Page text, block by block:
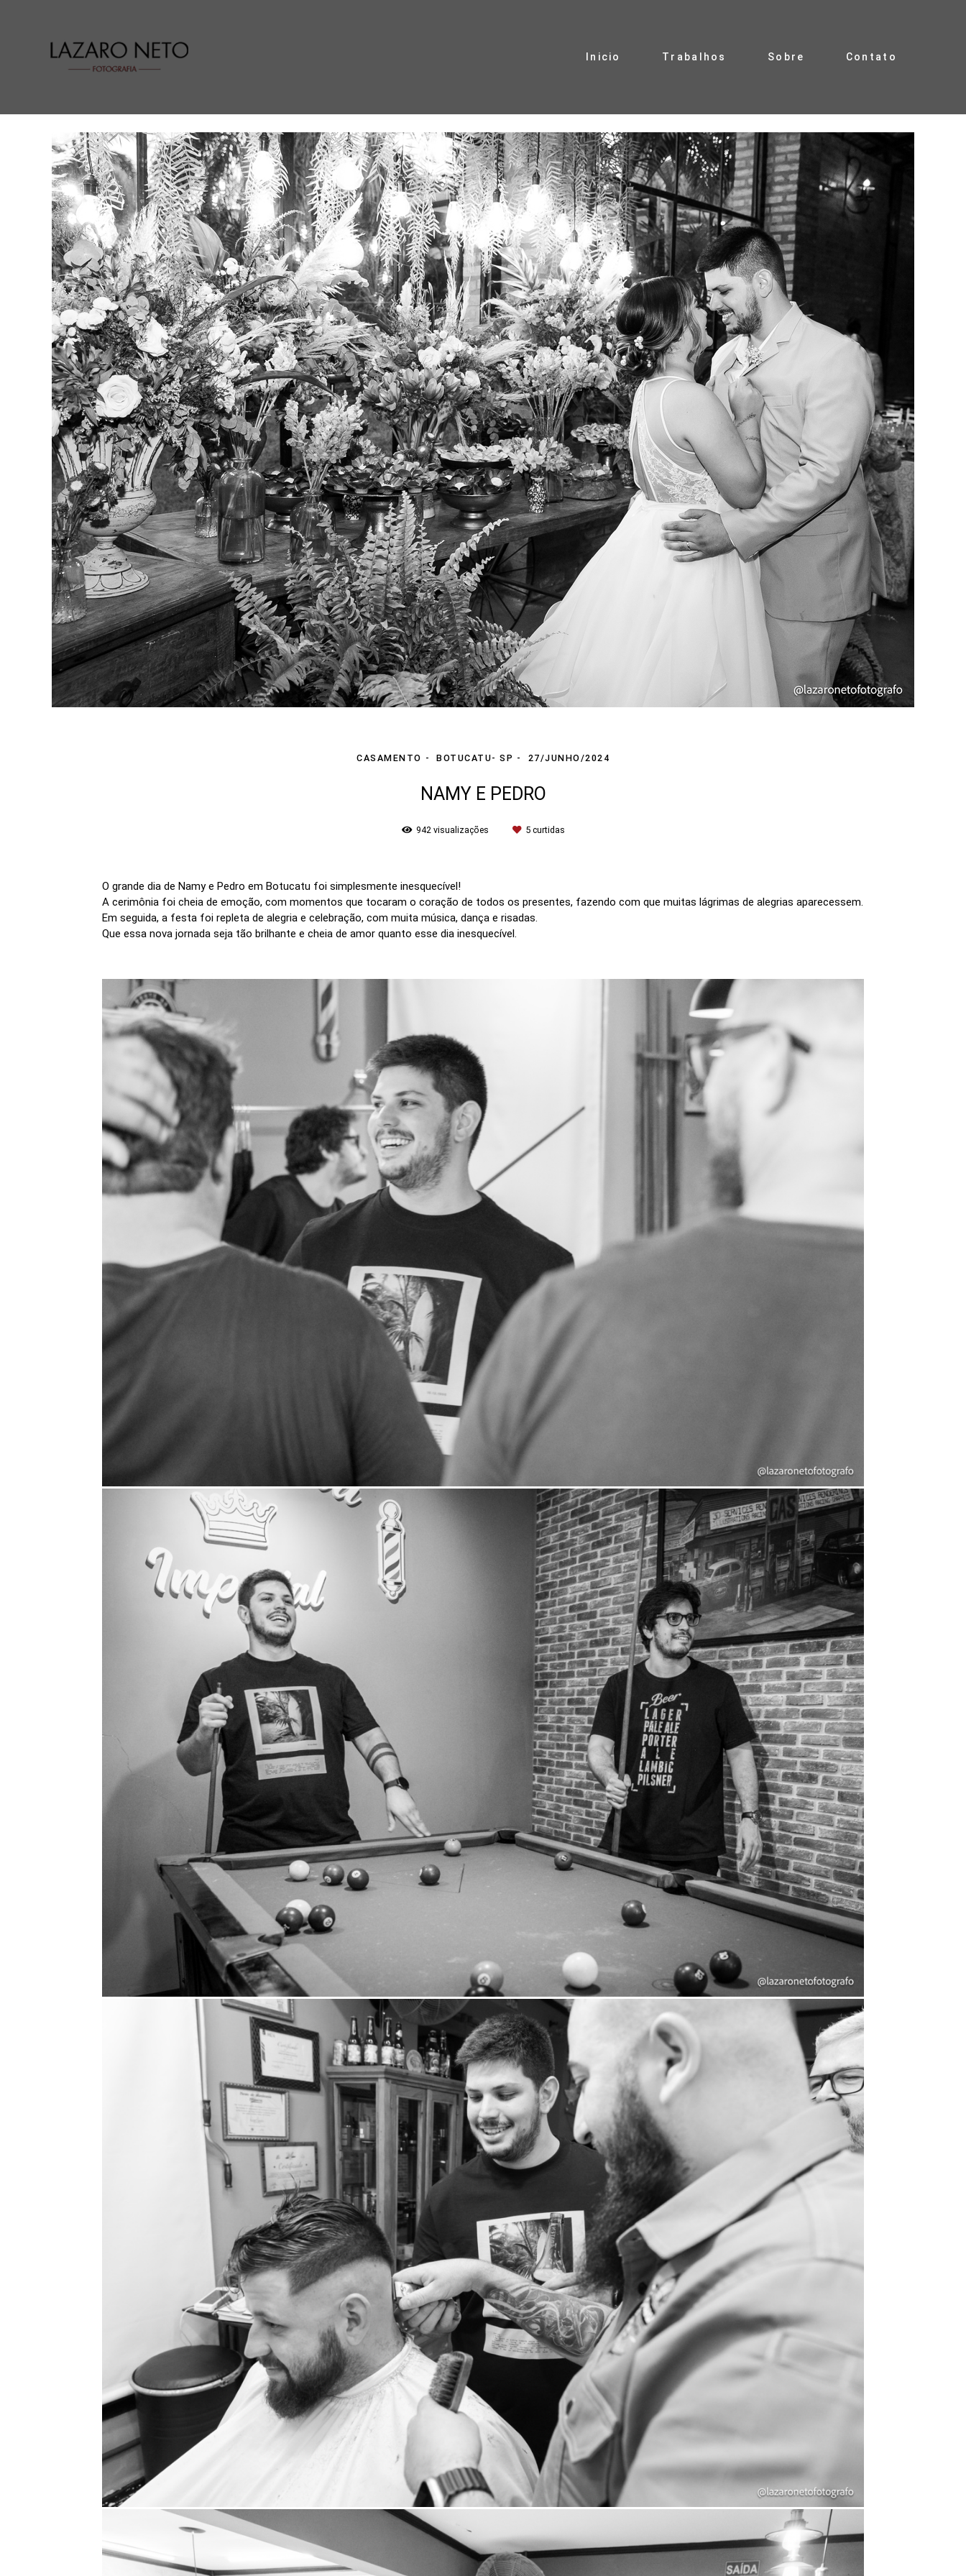
Inicio Trabalhos Sobre Contato
CASAMENTO BOTUCATU- SP 27/JUNHO/2024
NAMY E PEDRO
942 visualizações 5curtidas
O grande dia de Namy e Pedro em Botucatu foi simplesmente inesquecível!
A cerimônia foi cheia de emoção, com momentos que tocaram o coração de todos os presentes, fazendo com que muitas lágrimas de alegrias aparecessem.
Em seguida, a festa foi repleta de alegria e celebração, com muita música, dança e risadas.
Que essa nova jornada seja tão brilhante e cheia de amor quanto esse dia inesquecível.